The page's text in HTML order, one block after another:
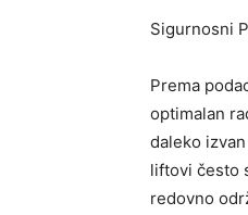
Sigurnosni
Prema
optimalan
daleko
liftovi često
redovno